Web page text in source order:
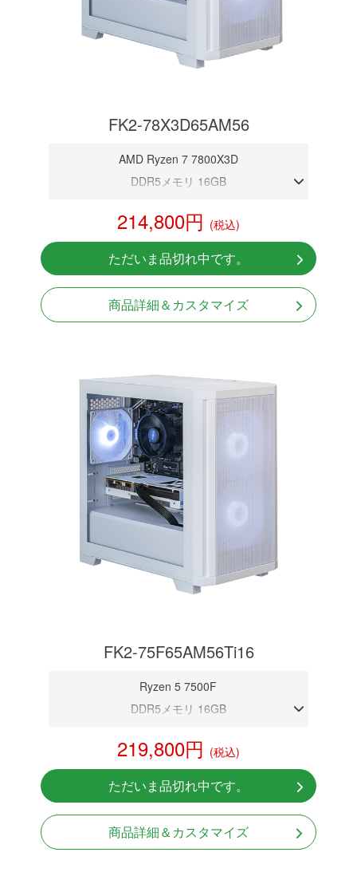
FK2-78X3D65AM56
AMD Ryzen 7 7800X3D
DDR5メモリ 16GB
NVMeSSD 1TB
Windows11 Home 64bit
214,800円 (税込)
ただいま品切れ中です。
商品詳細＆カスタマイズ
FK2-75F65AM56Ti16
Ryzen 5 7500F
DDR5メモリ 16GB
NVMeSSD 1TB
Windows11 Home 64bit
219,800円 (税込)
ただいま品切れ中です。
商品詳細＆カスタマイズ